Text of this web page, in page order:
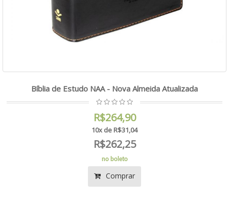
Bíblia de Estudo NAA - Nova Almeida Atualizada
R$264,90
10x de R$31,04
R$262,25
no boleto
Comprar